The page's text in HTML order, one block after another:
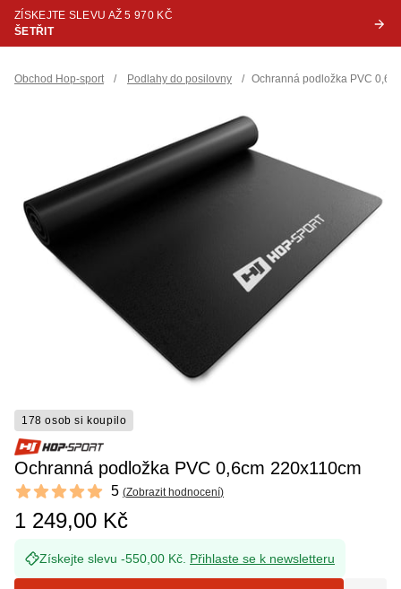
ZÍSKEJTE SLEVU AŽ 5 970 KČ
ŠETŘIT
Obchod Hop-sport / Podlahy do posilovny / Ochranná podložka PVC
178 osob si koupilo
Ochranná podložka PVC 0,6cm 220x110cm
Reviews
5 out of 5 stars 5 (Zobrazit hodnocení)
1 249,00 Kč
Získejte slevu -550,00 Kč. Přihlaste se k newsletteru